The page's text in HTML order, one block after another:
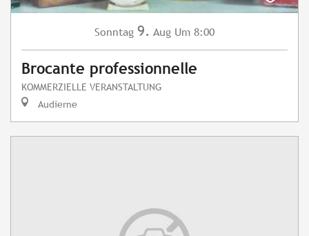
Sonntag 9. Aug Um 8:00
Brocante professionnelle
KOMMERZIELLE VERANSTALTUNG
Audierne